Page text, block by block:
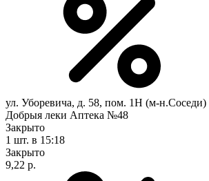
ул. Уборевича, д. 58, пом. 1Н (м-н.Соседи)
Добрыя леки Аптека №48
Закрыто
1 шт. в 15:18
Закрыто
9,22 р.